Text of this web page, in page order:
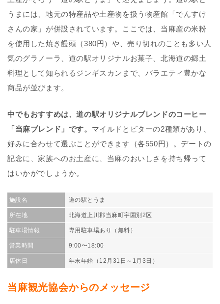
うまには、地元の特産品や土産物を扱う物産館「でんすけ
さんの家」が併設されています。ここでは、当麻産の米粉
を使用した焼き饅頭（380円）や、売り切れのことも多い人
気のグラノーラ、道の駅オリジナルお菓子、北海道の郷土
料理として知られるジンギスカンまで、バラエティ豊かな
商品が並びます。
中でもおすすめは、道の駅オリジナルブレンドのコーヒー
「当麻ブレンド」です。 マイルドとビターの2種類があり、
好みに合わせて選ぶことができます（各550円）。デートの
記念に、家族へのお土産に、当麻のおいしさを持ち帰って
はいかがでしょうか。
施設名 道の駅とうま
所在地 北海道上川郡当麻町宇園別2区
駐車場情報 専用駐車場あり（無料）
営業時間 9:00〜18:00
店休日 年末年始（12月31日～1月3日）
当麻観光協会からのメッセージ